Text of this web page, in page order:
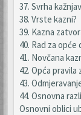
37. Svrha
38. Vrste kazni?
39. Kazna
40. Rad za
41. Novčana
42. Opća pravila
43.
44. Osnovna
Osnovni oblici